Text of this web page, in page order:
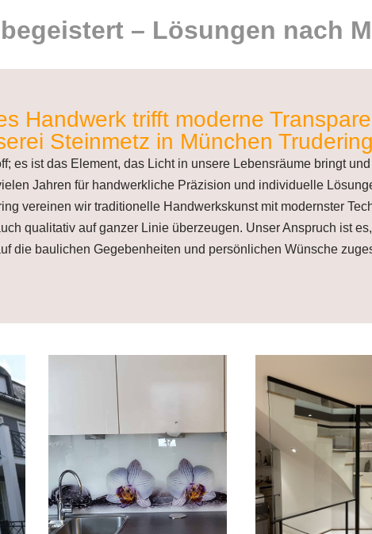
– Lösungen nach
Handwerk trifft moderne
Steinmetz in München Trudering
es ist das Element, das Licht in unsere Lebensräume bringt
Jahren für handwerkliche Präzision und individuelle
vereinen wir traditionelle Handwerkskunst mit modernster
qualitativ auf ganzer Linie überzeugen. Unser Anspruch ist
die baulichen Gegebenheiten und persönlichen Wünsche